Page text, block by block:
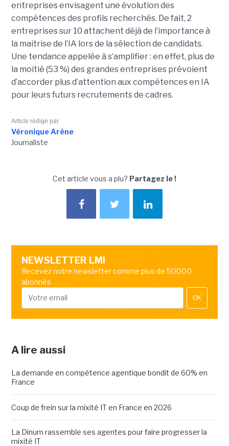
entreprises envisagent une évolution des
compétences des profils recherchés. De fait, 2
entreprises sur 10 attachent déjà de l’importance à
la maitrise de l’IA lors de la sélection de candidats.
Une tendance appelée à s’amplifier : en effet, plus de
la moitié (53 %) des grandes entreprises prévoient
d’accorder plus d’attention aux compétences en IA
pour leurs futurs recrutements de cadres.
Article rédigé par
Véronique Arène
Journaliste
Cet article vous a plu? Partagez le !
NEWSLETTER LMI
Recevez notre newsletter comme plus de 50000
abonnés
OK
A lire aussi
La demande en compétence agentique bondit de 60% en
France
Coup de frein sur la mixité IT en France en 2026
La Dinum rassemble ses agentes pour faire progresser la
mixité IT